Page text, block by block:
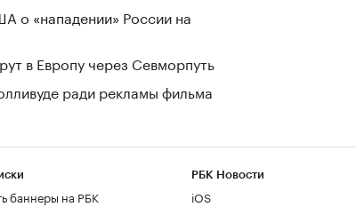
о «нападении» России на
в Европу через Севморпуть
ради рекламы фильма
баннеры на РБК
РБК Новости
iOS